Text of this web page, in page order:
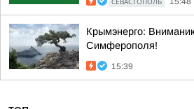
Крымэнерго:
Симферополя!
15:39